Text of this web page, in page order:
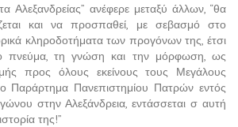
Αλεξανδρείας” ανέφερε μεταξύ άλλων, “θα
και να προσπαθεί, με σεβασμό στο
κληροδοτήματα των προγόνων της, έτσι
πνεύμα, τη γνώση και την μόρφωση, ως
προς όλους εκείνους τους Μεγάλους
Παράρτημα Πανεπιστημίου Πατρών εντός
στην Αλεξάνδρεια, εντάσσεται σ αυτή
της!”